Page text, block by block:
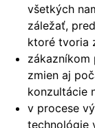
všetkých
záležať,
ktoré tvoria
zákazníkom
zmien aj
konzultácie
v procese
technológie